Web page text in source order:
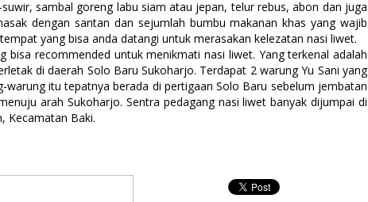
sambal goreng labu siam atau jepan, telur rebus, abon dan juga
dengan santan dan sejumlah bumbu makanan khas yang wajib
yang bisa anda datangi untuk merasakan kelezatan nasi liwet.
bisa recommended untuk menikmati nasi liwet. Yang terkenal adalah
di daerah Solo Baru Sukoharjo. Terdapat 2 warung Yu Sani yang
warung itu tepatnya berada di pertigaan Solo Baru sebelum jembatan
arah Sukoharjo. Sentra pedagang nasi liwet banyak dijumpai di
Kecamatan Baki.